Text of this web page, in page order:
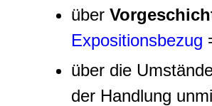
über
Expositionsbezug
über die
der Handlung